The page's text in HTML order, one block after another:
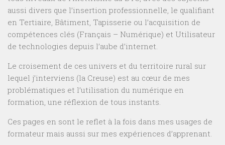
aussi divers que l’insertion professionnelle, le qualifiant
en Tertiaire, Bâtiment, Tapisserie ou l’acquisition de
compétences clés (Français – Numérique) et Utilisateur
de technologies depuis l’aube d’internet.
Le croisement de ces univers et du territoire rural sur
lequel j’interviens (la Creuse) est au cœur de mes
problématiques et l’utilisation du numérique en
formation, une réflexion de tous instants.
Ces pages en sont le reflet à la fois dans mes usages de
formateur mais aussi sur mes expériences d’apprenant.